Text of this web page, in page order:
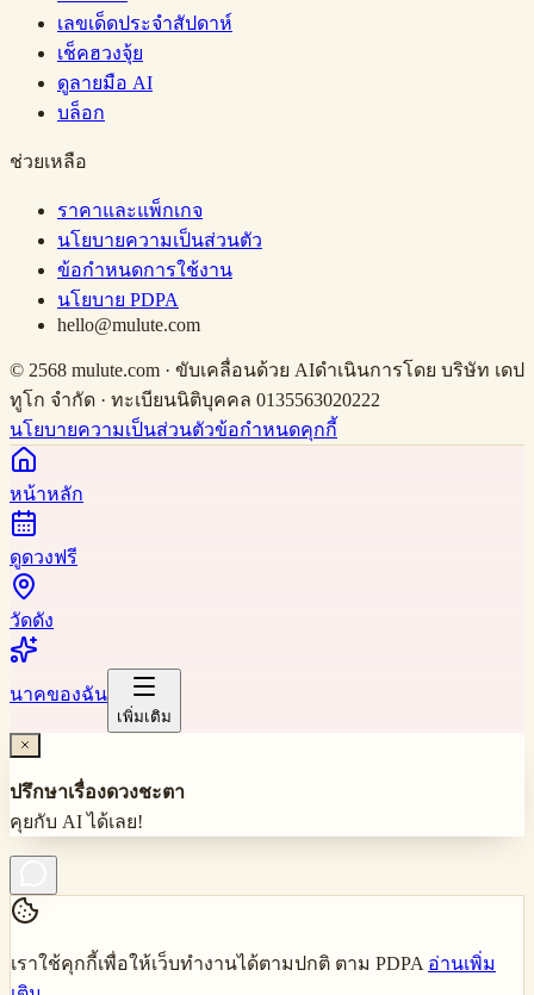
เลขเด็ดประจำสัปดาห์
เช็คฮวงจุ้ย
ดูลายมือ AI
บล็อก
ช่วยเหลือ
ราคาและแพ็กเกจ
นโยบายความเป็นส่วนตัว
ข้อกำหนดการใช้งาน
นโยบาย PDPA
hello@mulute.com
© 2568 mulute.com · ขับเคลื่อนด้วย AIดำเนินการโดย บริษัท เดป
ทูโก จำกัด · ทะเบียนนิติบุคคล 0135563020222
นโยบายความเป็นส่วนตัวข้อกำหนดคุกกี้
หน้าหลัก
ดูดวงฟรี
วัดดัง
นาคของฉัน
เพิ่มเติม
ปรึกษาเรื่องดวงชะตา
คุยกับ AI ได้เลย!
เราใช้คุกกี้เพื่อให้เว็บทำงานได้ตามปกติ ตาม PDPA อ่านเพิ่ม